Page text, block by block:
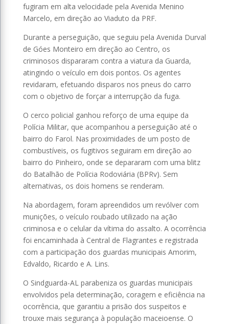
fugiram em alta velocidade pela Avenida Menino
Marcelo, em direção ao Viaduto da PRF.
Durante a perseguição, que seguiu pela Avenida Durval
de Góes Monteiro em direção ao Centro, os
criminosos dispararam contra a viatura da Guarda,
atingindo o veículo em dois pontos. Os agentes
revidaram, efetuando disparos nos pneus do carro
com o objetivo de forçar a interrupção da fuga.
O cerco policial ganhou reforço de uma equipe da
Polícia Militar, que acompanhou a perseguição até o
bairro do Farol. Nas proximidades de um posto de
combustíveis, os fugitivos seguiram em direção ao
bairro do Pinheiro, onde se depararam com uma blitz
do Batalhão de Polícia Rodoviária (BPRv). Sem
alternativas, os dois homens se renderam.
Na abordagem, foram apreendidos um revólver com
munições, o veículo roubado utilizado na ação
criminosa e o celular da vítima do assalto. A ocorrência
foi encaminhada à Central de Flagrantes e registrada
com a participação dos guardas municipais Amorim,
Edvaldo, Ricardo e A. Lins.
O Sindguarda-AL parabeniza os guardas municipais
envolvidos pela determinação, coragem e eficiência na
ocorrência, que garantiu a prisão dos suspeitos e
trouxe mais segurança à população maceioense. O